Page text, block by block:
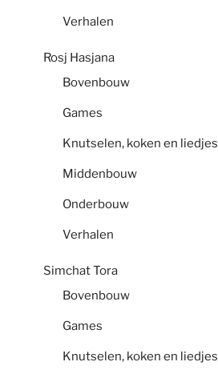
Verhalen
Rosj Hasjana
Bovenbouw
Games
Knutselen, koken en liedjes
Middenbouw
Onderbouw
Verhalen
Simchat Tora
Bovenbouw
Games
Knutselen, koken en liedjes